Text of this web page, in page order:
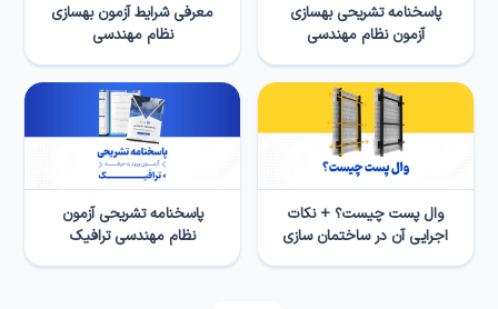
پاسخنامه تشریحی بهسازی
آزمون نظام مهندسی
معرفی شرایط آزمون بهسازی
نظام مهندسی
وال پست چیست؟ + نکات
اجرایی آن در ساختمان سازی
پاسخنامه تشریحی آزمون
نظام مهندسی ترافیک